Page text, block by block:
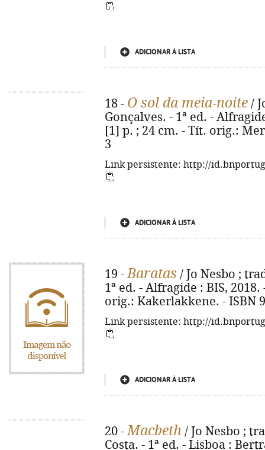
ADICIONAR À LISTA
18 - O sol da meia-noite /
Gonçalves. - 1ª ed. -
[1] p. ; 24 cm. - Tít. orig.:
3
Link persistente: http://
ADICIONAR À LISTA
19 -Baratas / Jo Nesbo ;
1ª ed. - Alfragide : BIS,
orig.: Kakerlakkene. - ISBN
Link persistente: http://
ADICIONAR À LISTA
20 -Macbeth / Jo Nesbo ;
Costa. - 1ª ed. - Lisboa :